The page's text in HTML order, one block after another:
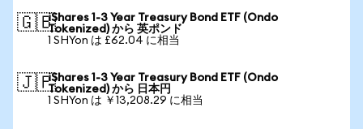
🇬🇧iShares 1-3 Year Treasury Bond ETF (Ondo
Tokenized) から 英ポンド
1 SHYon は £62.04 に相当
🇯🇵iShares 1-3 Year Treasury Bond ETF (Ondo
Tokenized) から 日本円
1 SHYon は ￥13,208.29 に相当